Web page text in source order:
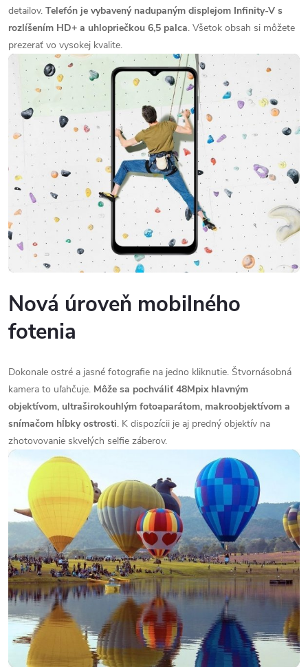
detailov. Telefón je vybavený nadupaným displejom Infinity-V s
rozlíšením HD+ a uhlopriečkou 6,5 palca. Všetok obsah si môžete
prezerať vo vysokej kvalite.
Nová úroveň mobilného
fotenia
Dokonale ostré a jasné fotografie na jedno kliknutie. Štvornásobná
kamera to uľahčuje. Môže sa pochváliť 48Mpix hlavným
objektívom, ultraširokouhlým fotoaparátom, makroobjektívom a
snímačom hĺbky ostrosti. K dispozícii je aj predný objektív na
zhotovovanie skvelých selfie záberov.